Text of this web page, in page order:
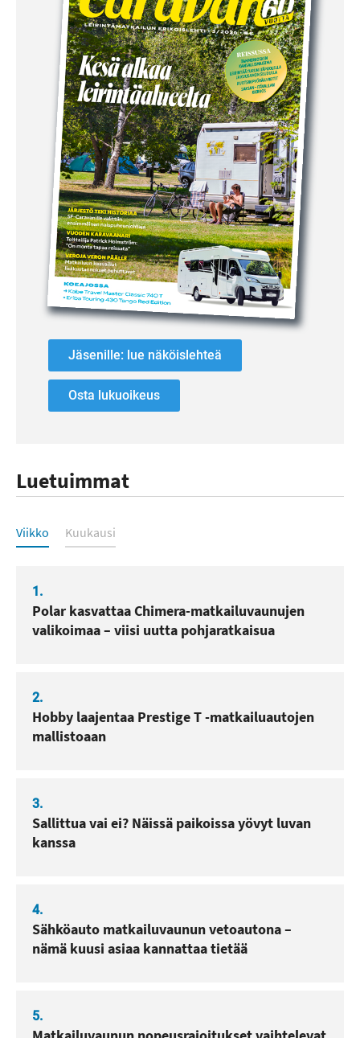
Jäsenille: lue näköislehteä
Osta lukuoikeus
Luetuimmat
Luetuimmat
Viikko Kuukausi
1.
Polar kasvattaa Chimera-matkailuvaunujen
valikoimaa – viisi uutta pohjaratkaisua
2.
Hobby laajentaa Prestige T -matkailuautojen
mallistoaan
3.
Sallittua vai ei? Näissä paikoissa yövyt luvan
kanssa
4.
Sähköauto matkailuvaunun vetoautona –
nämä kuusi asiaa kannattaa tietää
5.